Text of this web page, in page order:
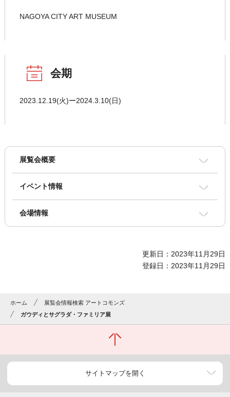
NAGOYA CITY ART MUSEUM
会期
2023.12.19(火)ー2024.3.10(日)
展覧会概要
イベント情報
会場情報
更新日：2023年11月29日
登録日：2023年11月29日
ホーム
展覧会情報検索 アートコモンズ
ガウディとサグラダ・ファミリア展
サイトマップを開く